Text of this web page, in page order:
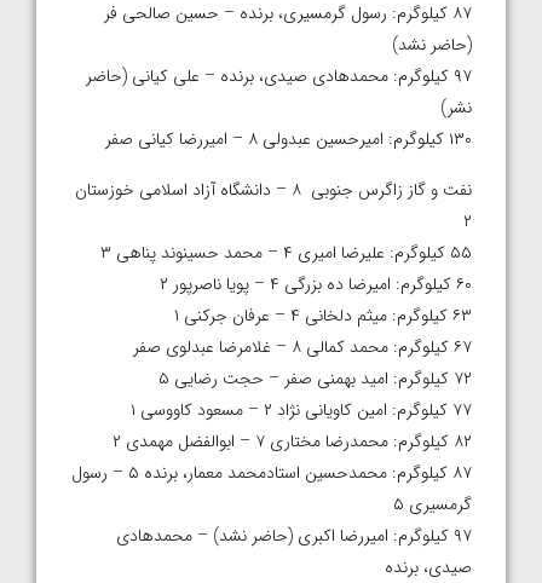
۸۷ کیلوگرم: رسول گرمسیری، برنده – حسین صالحی فر
(حاضر نشد)
۹۷ کیلوگرم: محمدهادی صیدی، برنده – علی کیانی (حاضر
نشر)
۱۳۰ کیلوگرم: امیرحسین عبدولی ۸ – امیررضا کیانی صفر
نفت و گاز زاگرس جنوبی ۸ – دانشگاه آزاد اسلامی خوزستان
۲
۵۵ کیلوگرم: علیرضا امیری ۴ – محمد حسینوند پناهی ۳
۶۰ کیلوگرم: امیرضا ده بزرگی ۴ – پویا ناصرپور ۲
۶۳ کیلوگرم: میثم دلخانی ۴ – عرفان جرکنی ۱
۶۷ کیلوگرم: محمد کمالی ۸ – غلامرضا عبدلوی صفر
۷۲ کیلوگرم: امید بهمنی صفر – حجت رضایی ۵
۷۷ کیلوگرم: امین کاویانی نژاد ۲ – مسعود کاووسی ۱
۸۲ کیلوگرم: محمدرضا مختاری ۷ – ابوالفضل مهمدی ۲
۸۷ کیلوگرم: محمدحسین استادمحمد معمار، برنده ۵ – رسول
گرمسیری ۵
۹۷ کیلوگرم: امیررضا اکبری (حاضر نشد) – محمدهادی
صیدی، برنده